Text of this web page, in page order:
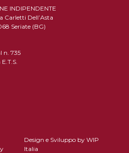
INDIPENDENTE
Carletti Dell’Asta
Seriate (BG)
n. 735
Design e Sviluppo by WIP
Italia